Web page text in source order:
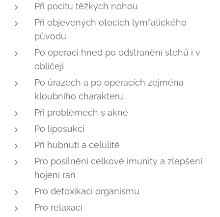
Při pocitu těžkých nohou
Při objevených otocích lymfatického
původu
Po operaci hned po odstranění stehů i v
obličeji
Po úrazech a po operacích zejména
kloubního charakteru
Při problémech s akné
Po liposukci
Při hubnutí a celulitě
Pro posilnění celkové imunity a zlepšení
hojení ran
Pro detoxikaci organismu
Pro relaxaci